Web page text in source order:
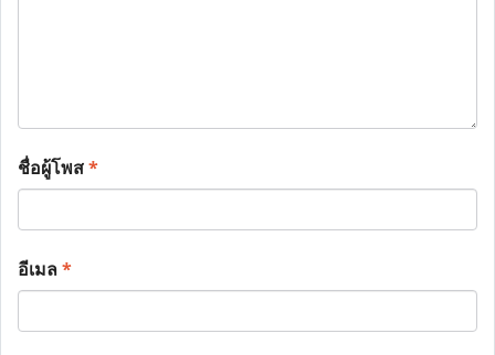
ชื่อผู้โพส*
อีเมล*